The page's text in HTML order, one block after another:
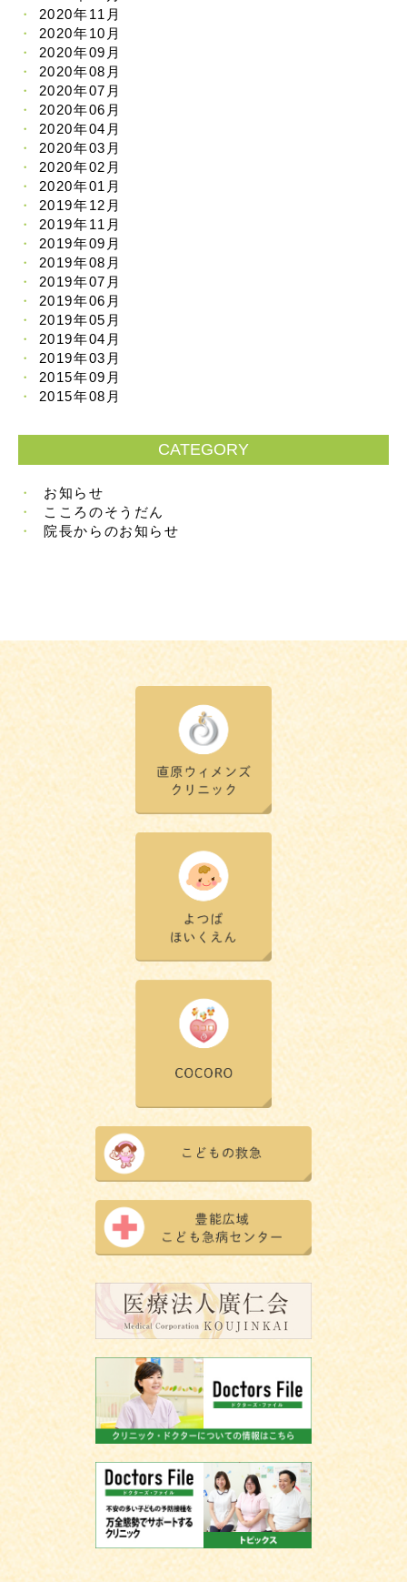
2020年11月
2020年10月
2020年09月
2020年08月
2020年07月
2020年06月
2020年04月
2020年03月
2020年02月
2020年01月
2019年12月
2019年11月
2019年09月
2019年08月
2019年07月
2019年06月
2019年05月
2019年04月
2019年03月
2015年09月
2015年08月
CATEGORY
お知らせ
こころのそうだん
院長からのお知らせ